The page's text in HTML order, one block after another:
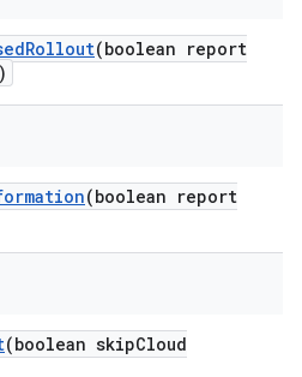
Rollout(boolean report
(boolean report
(boolean skipCloud